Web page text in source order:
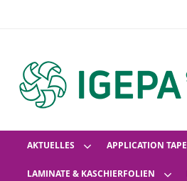
AKTUELLES APPLICATION TAPE
LAMINATE & KASCHIERFOLIEN